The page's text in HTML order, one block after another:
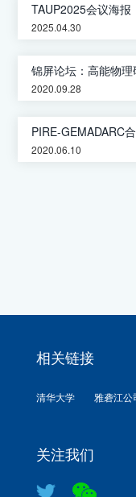
TAUP2025会议海报
2025.04.30
锦屏论坛：高能物
2020.09.28
PIRE-GEMADARC
2020.06.10
相关链接
清华大学 雅砻江
关注我们